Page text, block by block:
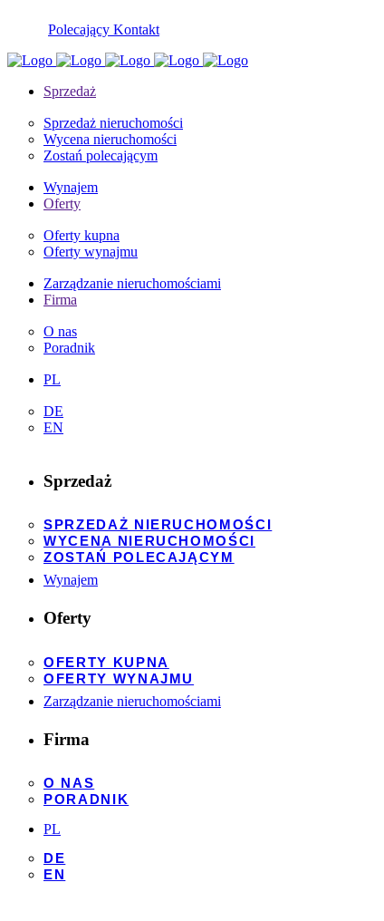
Polecający Kontakt
Sprzedaż
Sprzedaż nieruchomości
Wycena nieruchomości
Zostań polecającym
Wynajem
Oferty
Oferty kupna
Oferty wynajmu
Zarządzanie nieruchomościami
Firma
O nas
Poradnik
PL
DE
EN
Sprzedaż
SPRZEDAŻ NIERUCHOMOŚCI
WYCENA NIERUCHOMOŚCI
ZOSTAŃ POLECAJĄCYM
Wynajem
Oferty
OFERTY KUPNA
OFERTY WYNAJMU
Zarządzanie nieruchomościami
Firma
O NAS
PORADNIK
PL
DE
EN